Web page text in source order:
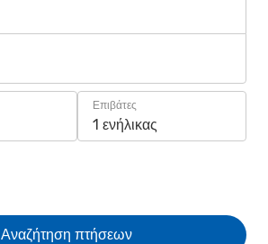
Επιβάτες
1 ενήλικας
Αναζήτηση πτήσεων